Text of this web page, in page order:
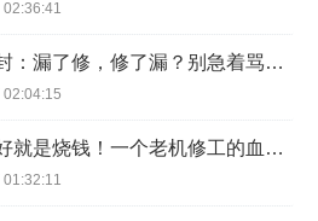
雪 徜徉在樱花大道上...
五一期间高速免费换电！24小时
月4日，全国362座高速公路换电站向所有
供不限次数的免费换电服务（营运车辆
户的五一出行提供更多便利。 蔚来换
来公布的数据，...
发展
：人民网-江西频道 “一日之计在
之计在于春”，每年的首季是资金需求的